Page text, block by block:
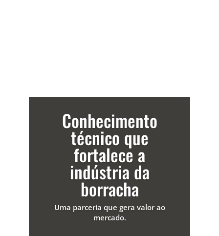
Conhecimento
técnico que
fortalece a
indústria da
borracha
Uma parceria que gera valor ao
mercado.